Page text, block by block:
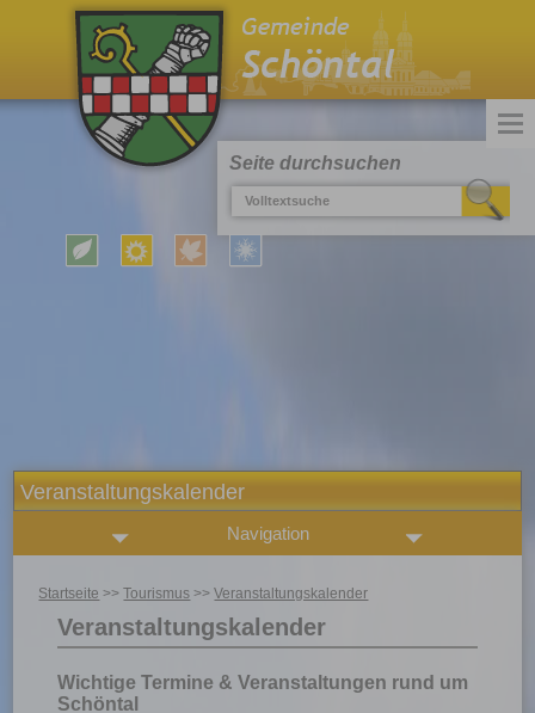
Seite durchsuchen
Veranstaltungskalender
Navigation
Startseite >>Tourismus >>Veranstaltungskalender
Veranstaltungskalender
Wichtige Termine & Veranstaltungen rund um
Schöntal